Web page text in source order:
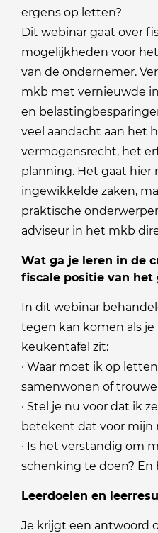
ergens op letten?
Dit webinar gaat over
mogelijkheden voor
van de ondernemer.
mkb met vernieuwde
en
veel aandacht aan het
vermogensrecht, het
planning. Het gaat hier
ingewikkelde zaken,
praktische
adviseur in het mkb
Wat ga je leren in de
fiscale positie van het
In dit webinar
tegen kan komen als je
keukentafel zit:
· Waar moet ik op
samenwonen of
· Stel je nu voor dat ik
betekent dat voor mijn
· Is het verstandig om
schenking te doen? En
Leerdoelen en
Je krijgt een antwoord